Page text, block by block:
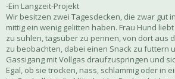
-Ein Langzeit-Projekt
Wir besitzen zwei Tagesdecken, die zwar gut
mittig ein wenig gelitten haben. Frau Hund
zu suhlen, tagsüber zu pennen, von dort aus
zu beobachten, dabei einen Snack zu futtern
Gassigang mit Vollgas draufzuspringen und
Egal, ob sie trocken, nass, schlammig oder in